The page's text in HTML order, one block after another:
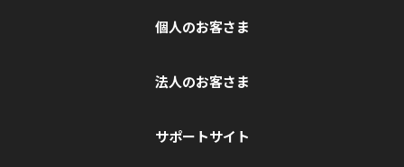
個人のお客さま
法人のお客さま
サポートサイト